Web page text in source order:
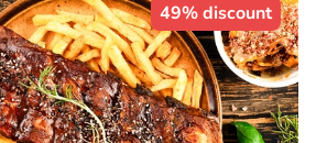
49% discount